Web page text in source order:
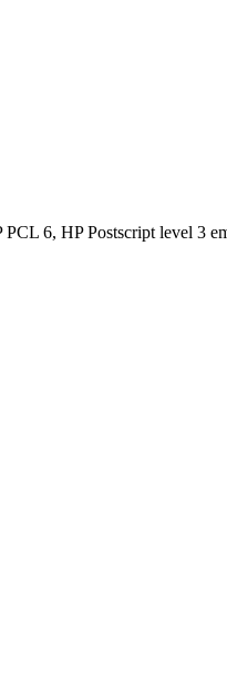
PCL 6, HP Postscript level 3